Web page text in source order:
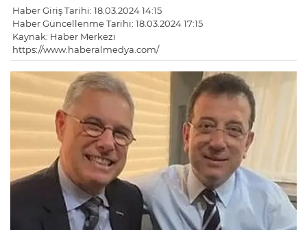
Haber Giriş Tarihi: 18.03.2024 14:15
Haber Güncellenme Tarihi: 18.03.2024 17:15
Kaynak: Haber Merkezi
https://www.haberalmedya.com/